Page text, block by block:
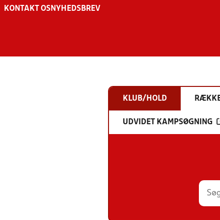
KONTAKT OS NYHEDSBREV
KLUB/HOLD
UDVIDET KAMPSØGNING